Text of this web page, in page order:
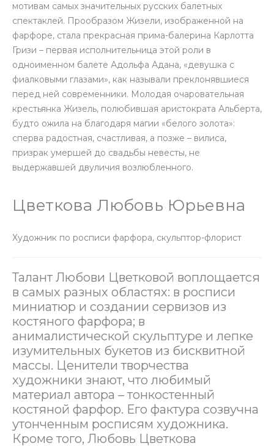
мотивам самых значительных русских балетных
спектаклей. Прообразом Жизели, изображенной на
фарфоре, стала прекрасная прима-балерина Карлотта
Гризи – первая исполнительница этой роли в
одноименном балете Адольфа Адана, «девушка с
фиалковыми глазами», как называли преклонявшиеся
перед ней современники. Молодая очаровательная
крестьянка Жизель, полюбившая аристократа Альберта,
будто ожила на благодаря магии «белого золота»:
сперва радостная, счастливая, а позже – вилиса,
призрак умершей до свадьбы невесты, не
выдержавшей двуличия возлюбленного.
Цветкова Любовь Юрьевна
Художник по росписи фарфора, скульптор-флорист
Талант Любови Цветковой воплощается
в самых разных областях: в росписи
миниатюр и создании сервизов из
костяного фарфора; в
анималистической скульптуре и лепке
изумительных букетов из бисквитной
массы. Ценители творчества
художники знают, что любимый
материал автора – тонкостенный
костяной фарфор. Его фактура созвучна
утонченным росписям художника.
Кроме того, Любовь Цветкова